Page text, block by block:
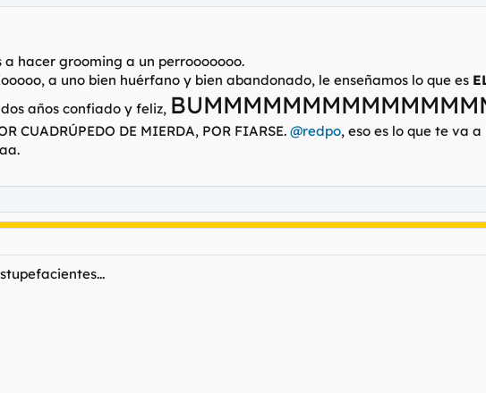
hacer grooming a un perrooooooo.
a uno bien huérfano y bien abandonado, le enseñamos lo que es
años confiado y feliz,
CUADRÚPEDO DE MIERDA, POR FIARSE. @redpo, eso es lo que te va